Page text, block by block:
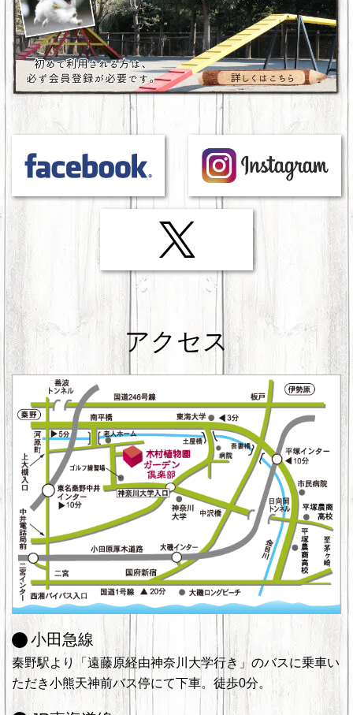
アクセス
小田急線
秦野駅より「遠藤原経由神奈川大学行き」のバスに乗車い
ただき小熊天神前バス停にて下車。徒歩0分。